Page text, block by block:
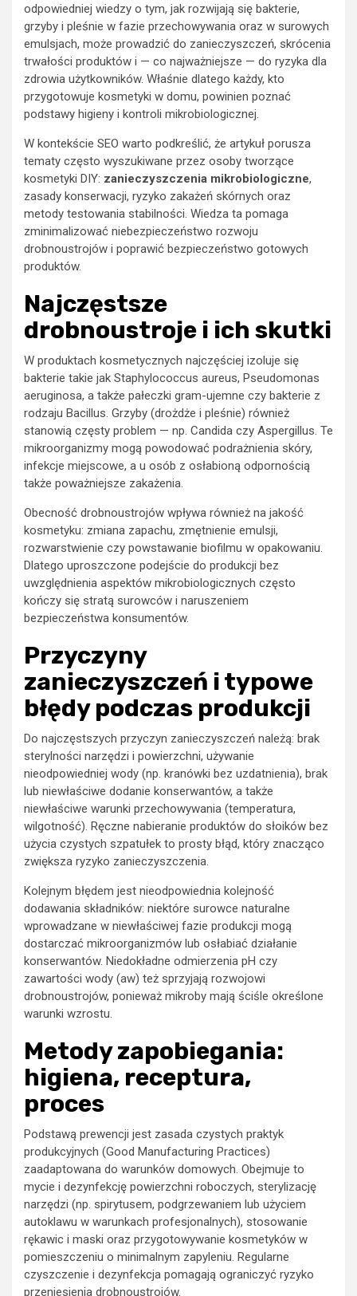
odpowiedniej wiedzy o tym, jak rozwijają się bakterie,
grzyby i pleśnie w fazie przechowywania oraz w surowych
emulsjach, może prowadzić do zanieczyszczeń, skrócenia
trwałości produktów i — co najważniejsze — do ryzyka dla
zdrowia użytkowników. Właśnie dlatego każdy, kto
przygotowuje kosmetyki w domu, powinien poznać
podstawy higieny i kontroli mikrobiologicznej.
W kontekście SEO warto podkreślić, że artykuł porusza
tematy często wyszukiwane przez osoby tworzące
kosmetyki DIY: zanieczyszczenia mikrobiologiczne,
zasady konserwacji, ryzyko zakażeń skórnych oraz
metody testowania stabilności. Wiedza ta pomaga
zminimalizować niebezpieczeństwo rozwoju
drobnoustrojów i poprawić bezpieczeństwo gotowych
produktów.
Najczęstsze
drobnoustroje i ich skutki
W produktach kosmetycznych najczęściej izoluje się
bakterie takie jak Staphylococcus aureus, Pseudomonas
aeruginosa, a także pałeczki gram-ujemne czy bakterie z
rodzaju Bacillus. Grzyby (drożdże i pleśnie) również
stanowią częsty problem — np. Candida czy Aspergillus. Te
mikroorganizmy mogą powodować podrażnienia skóry,
infekcje miejscowe, a u osób z osłabioną odpornością
także poważniejsze zakażenia.
Obecność drobnoustrojów wpływa również na jakość
kosmetyku: zmiana zapachu, zmętnienie emulsji,
rozwarstwienie czy powstawanie biofilmu w opakowaniu.
Dlatego uproszczone podejście do produkcji bez
uwzględnienia aspektów mikrobiologicznych często
kończy się stratą surowców i naruszeniem
bezpieczeństwa konsumentów.
Przyczyny
zanieczyszczeń i typowe
błędy podczas produkcji
Do najczęstszych przyczyn zanieczyszczeń należą: brak
sterylności narzędzi i powierzchni, używanie
nieodpowiedniej wody (np. kranówki bez uzdatnienia), brak
lub niewłaściwe dodanie konserwantów, a także
niewłaściwe warunki przechowywania (temperatura,
wilgotność). Ręczne nabieranie produktów do słoików bez
użycia czystych szpatułek to prosty błąd, który znacząco
zwiększa ryzyko zanieczyszczenia.
Kolejnym błędem jest nieodpowiednia kolejność
dodawania składników: niektóre surowce naturalne
wprowadzane w niewłaściwej fazie produkcji mogą
dostarczać mikroorganizmów lub osłabiać działanie
konserwantów. Niedokładne odmierzenia pH czy
zawartości wody (aw) też sprzyjają rozwojowi
drobnoustrojów, ponieważ mikroby mają ściśle określone
warunki wzrostu.
Metody zapobiegania:
higiena, receptura,
proces
Podstawą prewencji jest zasada czystych praktyk
produkcyjnych (Good Manufacturing Practices)
zaadaptowana do warunków domowych. Obejmuje to
mycie i dezynfekcję powierzchni roboczych, sterylizację
narzędzi (np. spirytusem, podgrzewaniem lub użyciem
autoklawu w warunkach profesjonalnych), stosowanie
rękawic i maski oraz przygotowywanie kosmetyków w
pomieszczeniu o minimalnym zapyleniu. Regularne
czyszczenie i dezynfekcja pomagają ograniczyć ryzyko
przeniesienia drobnoustrojów.